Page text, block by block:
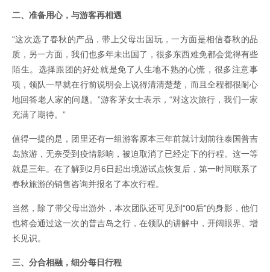
二、准备用心，与游客再相遇
“这次选了春秋的产品，带上父母出国玩，一方面是相信春秋的品
质，另一方面，我们也多年未出国了，很多东西难免都会觉得有些
陌生。选择跟团的好处就是免了人生地不熟的心慌，很多注意事
项，领队一早就在行前说明会上说得清清楚楚，而且全程都很耐心
地回答老人家的问题。”游客茅女士表示，“对这次旅行，我们一家
充满了期待。”
值得一提的是，团里还有一组游客原本三年前就计划前往泰国普吉
岛旅游，无奈受到疫情影响，被迫取消了已经定下的行程。这一等
就是三年。在了解到2月6日起出境游试点恢复后，第一时间联系了
春秋旅游的销售咨询并报名了本次行程。
当然，除了带父母出游外，本次团队还可见到“00后”的身影，他们
也将会通过这一次的普吉岛之行，在领队的讲解中，开阔眼界、增
长见识。
三、分合相融，细分每日行程